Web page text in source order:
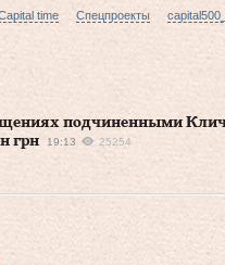
time Спецпроекты
подчиненными
грн
19:13 25254